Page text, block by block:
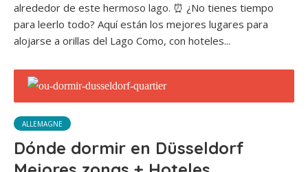
alrededor de este hermoso lago. ⏰ ¿No tienes tiempo
para leerlo todo? Aquí están los mejores lugares para
alojarse a orillas del Lago Como, con hoteles...
ALLEMAGNE
Dónde dormir en Düsseldorf